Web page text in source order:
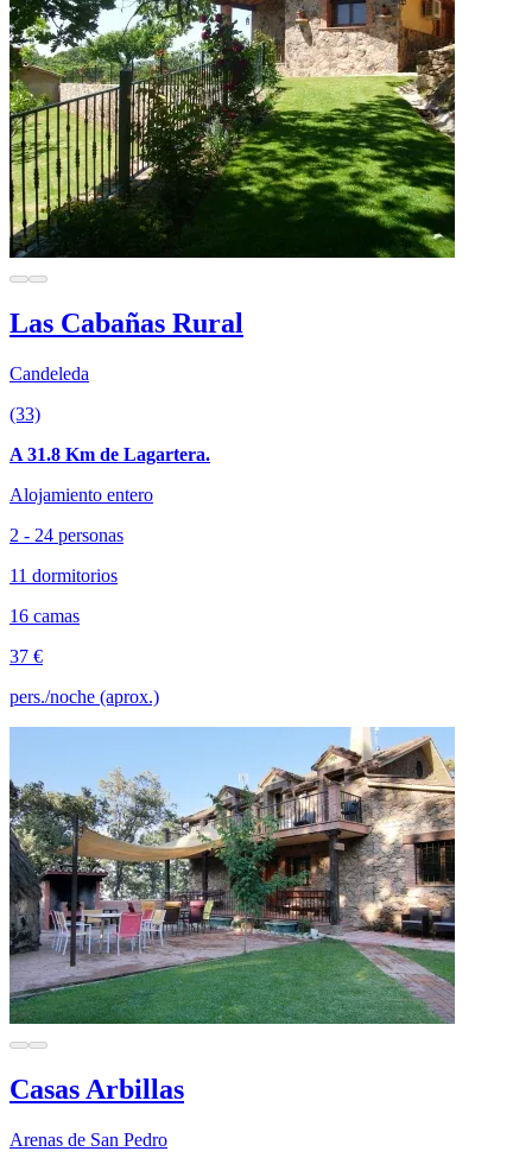
Las Cabañas Rural
Candeleda
(33)
A 31.8 Km de Lagartera.
Alojamiento entero
2 - 24 personas
11 dormitorios
16 camas
37 €
pers./noche (aprox.)
Casas Arbillas
Arenas de San Pedro